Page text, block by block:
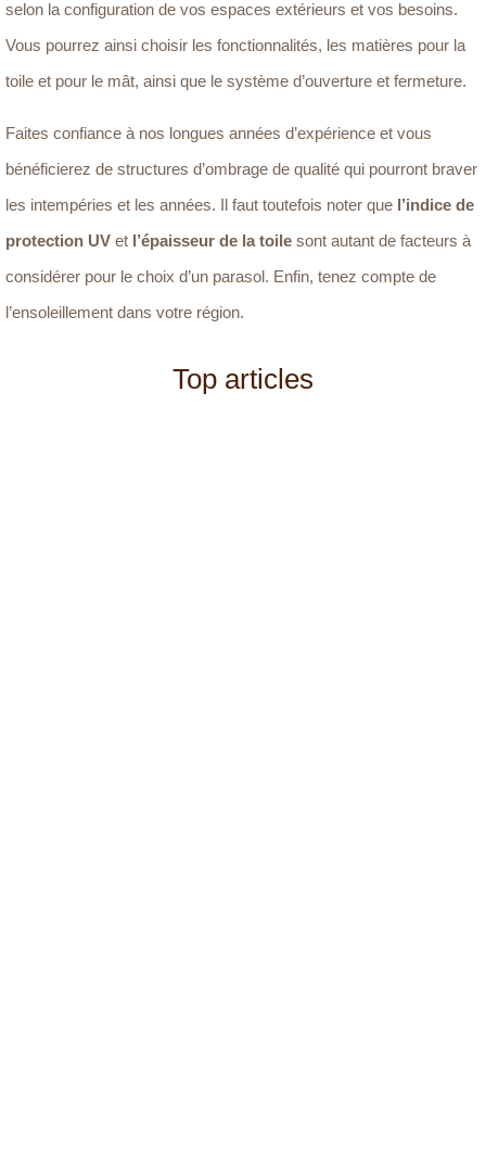
selon la configuration de vos espaces extérieurs et vos besoins.
Vous pourrez ainsi choisir les fonctionnalités, les matières pour la
toile et pour le mât, ainsi que le système d’ouverture et fermeture.
Faites confiance à nos longues années d’expérience et vous
bénéficierez de structures d’ombrage de qualité qui pourront braver
les intempéries et les années. Il faut toutefois noter que l’indice de
protection UV et l’épaisseur de la toile sont autant de facteurs à
considérer pour le choix d’un parasol. Enfin, tenez compte de
l’ensoleillement dans votre région.
Top articles